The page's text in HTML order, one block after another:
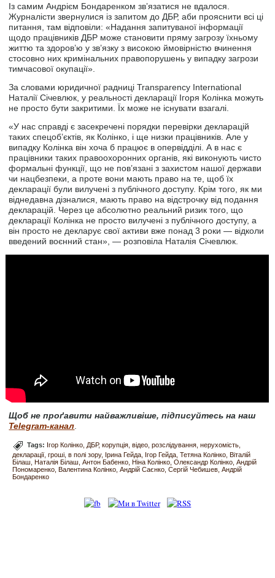
Із самим Андрієм Бондаренком звʼязатися не вдалося.
Журналісти звернулися із запитом до ДБР, аби прояснити всі ці
питання, там відповіли: «Надання запитуваної інформації
щодо працівників ДБР може становити пряму загрозу їхньому
життю та здоров’ю у зв’язку з високою ймовірністю вчинення
стосовно них кримінальних правопорушень у випадку загрози
тимчасової окупації».
За словами юридичної радниці Transparency International
Наталії Січевлюк, у реальності декларації Ігоря Колінка можуть
не просто бути закритими. Їх може не існувати взагалі.
«У нас справді є засекречені порядки перевірки декларацій
таких спецоб’єктів, як Колінко, і ще низки працівників. Але у
випадку Колінка він хоча б працює в опервідділі. А в нас є
працівники таких правоохоронних органів, які виконують чисто
формальні функції, що не пов’язані з захистом нашої держави
чи нацбезпеки, а проте вони мають право на те, щоб їх
декларації були вилучені з публічного доступу. Крім того, як ми
віднедавна дізналися, мають право на відстрочку від подання
декларацій. Через це абсолютно реальний ризик того, що
декларації Колінка не просто вилучені з публічного доступу, а
він просто не декларує свої активи вже понад 3 роки — відколи
введений воєнний стан», — розповіла Наталія Січевлюк.
Щоб не проґавити найважливіше, підписуйтесь на наш
Telegram-канал
Tags: Ігор Колінко ДБР корупція відео розслідування нерухомість
декларації гроші в полі зору Ірина Гейда Ігор Гейда Тетяна Колінко Віталій
Білаш
Наталія Білаш Антон Бабенко Ніна Колінко Олександр Колінко Андрій
Пономаренко Валентина Колінко Андрій Саєнко Сергій Чебишев Андрій
Бондаренко